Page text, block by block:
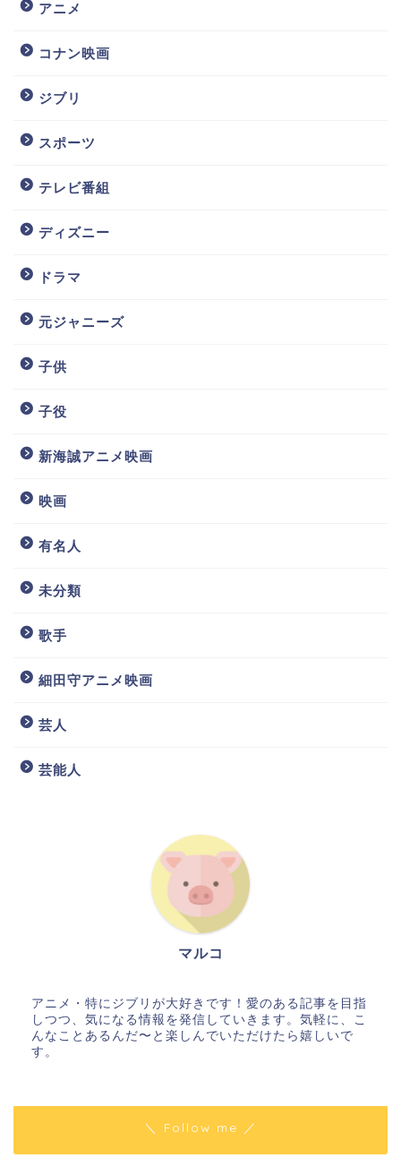
アニメ
コナン映画
ジブリ
スポーツ
テレビ番組
ディズニー
ドラマ
元ジャニーズ
子供
子役
新海誠アニメ映画
映画
有名人
未分類
歌手
細田守アニメ映画
芸人
芸能人
マルコ
アニメ・特にジブリが大好きです！愛のある記事を目指
しつつ、気になる情報を発信していきます。気軽に、こ
んなことあるんだ〜と楽しんでいただけたら嬉しいで
す。
＼ Follow me ／